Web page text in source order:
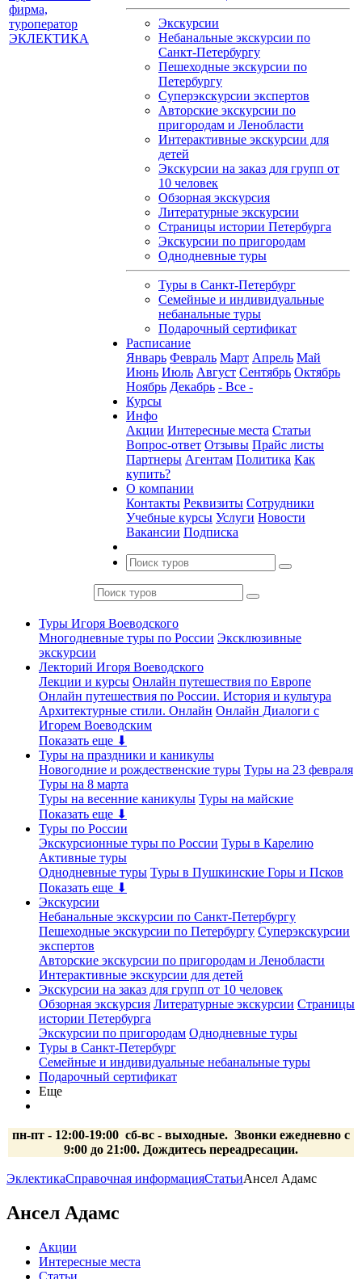
Экскурсии
Небанальные экскурсии по
Санкт-Петербургу
Пешеходные экскурсии по
Петербургу
Суперэкскурсии экспертов
Авторские экскурсии по
пригородам и Ленобласти
Интерактивные экскурсии для
детей
Экскурсии на заказ для групп от
10 человек
Обзорная экскурсия
Литературные экскурсии
Страницы истории Петербурга
Экскурсии по пригородам
Однодневные туры
Туры в Санкт-Петербург
Семейные и индивидуальные
небанальные туры
Подарочный сертификат
Расписание
Январь Февраль Март Апрель Май
Июнь Июль Август Сентябрь Октябрь
Ноябрь Декабрь - Все -
Курсы
Инфо
Акции Интересные места Статьи
Вопрос-ответ Отзывы Прайс листы
Партнеры Агентам Политика Как
купить?
О компании
Контакты Реквизиты Сотрудники
Учебные курсы Услуги Новости
Вакансии Подписка
Туры Игоря Воеводского
Многодневные туры по России Эксклюзивные
экскурсии
Лекторий Игоря Воеводского
Лекции и курсы Онлайн путешествия по Европе
Онлайн путешествия по России. История и культура
Архитектурные стили. Онлайн Онлайн Диалоги с
Игорем Воеводским
Показать еще ⬇
Туры на праздники и каникулы
Новогодние и рождественские туры Туры на 23 февраля
Туры на 8 марта
Туры на весенние каникулы Туры на майские
Показать еще ⬇
Туры по России
Экскурсионные туры по России Туры в Карелию
Активные туры
Однодневные туры Туры в Пушкинские Горы и Псков
Показать еще ⬇
Экскурсии
Небанальные экскурсии по Санкт-Петербургу
Пешеходные экскурсии по Петербургу Суперэкскурсии
экспертов
Авторские экскурсии по пригородам и Ленобласти
Интерактивные экскурсии для детей
Экскурсии на заказ для групп от 10 человек
Обзорная экскурсия Литературные экскурсии Страницы
истории Петербурга
Экскурсии по пригородам Однодневные туры
Туры в Санкт-Петербург
Семейные и индивидуальные небанальные туры
Подарочный сертификат
Еще
пн-пт - 12:00-19:00 сб-вс - выходные. Звонки ежедневно с
9:00 до 21:00. Дождитесь переадресации.
ЭклектикаСправочная информацияСтатьиАнсел Адамс
Ансел Адамс
Акции
Интересные места
Статьи